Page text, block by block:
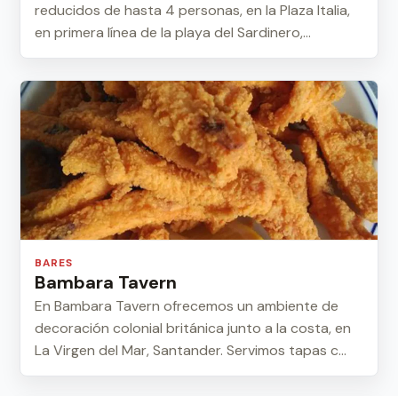
reducidos de hasta 4 personas, en la Plaza Italia,
en primera línea de la playa del Sardinero,...
BARES
Bambara Tavern
En Bambara Tavern ofrecemos un ambiente de
decoración colonial británica junto a la costa, en
La Virgen del Mar, Santander. Servimos tapas c...